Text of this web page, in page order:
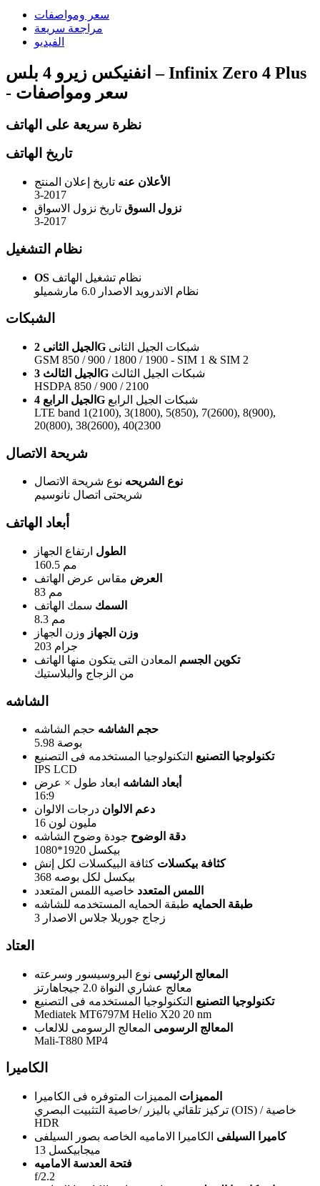
سعر ومواصفات
مراجعة سريعة
الفيديو
انفنيكس زيرو 4 بلس – Infinix Zero 4 Plus
- سعر ومواصفات
نظرة سريعة على الهاتف
تاريخ الهاتف
الأعلان عنه تاريخ إعلان المنتج
3-2017
نزول السوق تاريخ نزول الاسواق
3-2017
نظام التشغيل
OS نظام تشغيل الهاتف
نظام الاندرويد الاصدار 6.0 مارشميلو
الشبكات
الجيل الثانى 2G شبكات الجيل الثانى
GSM 850 / 900 / 1800 / 1900 - SIM 1 & SIM 2
الجيل الثالث 3G شبكات الجيل الثالث
HSDPA 850 / 900 / 2100
الجيل الرابع 4G شبكات الجيل الرابع
LTE band 1(2100), 3(1800), 5(850), 7(2600), 8(900),
20(800), 38(2600), 40(2300
شريحة الاتصال
نوع الشريحه نوع شريحة الاتصال
شريحتى اتصال نانوسيم
أبعاد الهاتف
الطول ارتفاع الجهاز
160.5 مم
العرض مقاس عرض الهاتف
83 مم
السمك سمك الهاتف
8.3 مم
وزن الجهاز وزن الجهاز
203 جرام
تكوين الجسم المعادن التى يتكون منها الهاتف
من الزجاج والبلاستيك
الشاشه
حجم الشاشه حجم الشاشه
5.98 بوصة
تكنولوجيا التصنيع التكنولوجيا المستخدمه فى التصنيع
IPS LCD
أبعاد الشاشه ابعاد طول × عرض
16:9
دعم الالوان درجات الالوان
16 مليون لون
دقة الوضوح جودة وضوح الشاشه
1080*1920 بيكسل
كثافة بيكسلات كثافة البيكسلات لكل إنش
368 بيكسل لكل بوصه
اللمس المتعدد خاصيه اللمس المتعدد
طبقة الحمايه طبقة الحمايه المستخدمه للشاشه
زجاج جوريلا جلاس الاصدار 3
العتاد
المعالج الرئيسى نوع البروسيسور وسرعته
معالج عشاري النواة 2.0 جيجاهارتز
تكنولوجيا التصنيع التكنولوجيا المستخدمه فى التصنيع
Mediatek MT6797M Helio X20 20 nm
المعالج الرسومى المعالج الرسومى للالعاب
Mali-T880 MP4
الكاميرا
المميزات المميزات المتوفره فى الكاميرا
تركيز تلقائي باليزر /خاصية التثبيت البصري (OIS) / خاصية
HDR
كاميرا السيلفى الكاميرا الاماميه الخاصه بصور السيلفى
13 ميجابيكسل
فتحة العدسة الاماميه
f/2.2